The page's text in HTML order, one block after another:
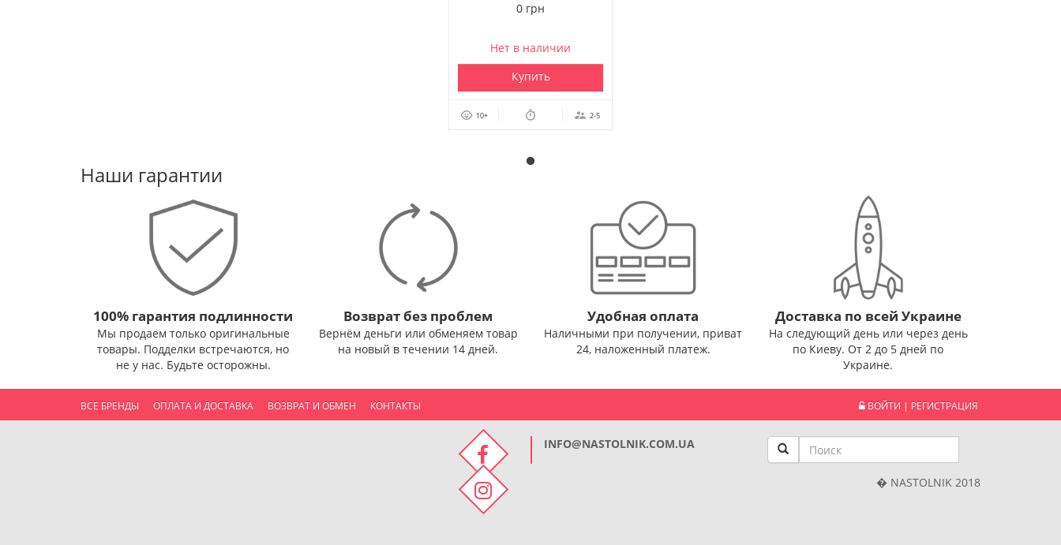
0 грн
Нет в наличии
Купить
10+ 2-5
Наши гарантии
100% гарантия подлинности
Мы продаем только оригинальные
товары. Подделки встречаются, но
не у нас. Будьте осторожны.
Возврат без проблем
Вернём деньги или обменяем товар
на новый в течении 14 дней.
Удобная оплата
Наличными при получении, приват
24, наложенный платеж.
Доставка по всей Украине
На следующий день или через день
по Киеву. От 2 до 5 дней по
Украине.
ВСЕ БРЕНДЫ ОПЛАТА И ДОСТАВКА ВОЗВРАТ И ОБМЕН КОНТАКТЫ ВОЙТИ | РЕГИСТРАЦИЯ
INFO@NASTOLNIK.COM.UA
� NASTOLNIK 2018